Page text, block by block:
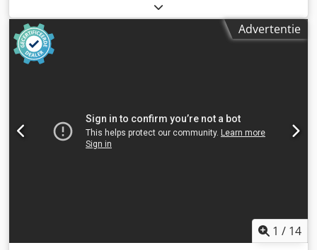
4,0 mm Achterstop – verstelbaar 750 mm Werkhoogte 770
mm Slagfrequentie 11 – 22 slagen/min Snijhoek 0,5 – 3,0°
Klemmen 18 stuks Besturing SC 5 Spanning 380 V
Motorvermogen 11,0 kW Gewicht machine ca. 5000 kg
Afmetingen L-B-H 3950 x 1750 x 1720 mm Uitvoering: -
Digitale weergave van de actuele positie * Elektro-
hydraulische verstelling van de snijhoek * Elektro-
hydraulische verstelling van de snijspleet *
Gebruiksaanwijzing in het Duits (PDF)
Advertentie
1 / 14